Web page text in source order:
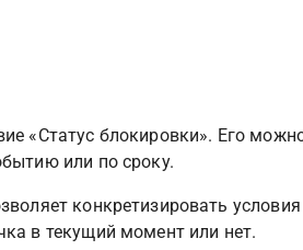
«Статус блокировки». Его
или по сроку.
конкретизировать
в текущий момент или нет.